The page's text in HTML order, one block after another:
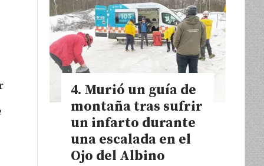
Murió un guía de
montaña tras sufrir
un infarto durante
una escalada en el
Ojo del Albino